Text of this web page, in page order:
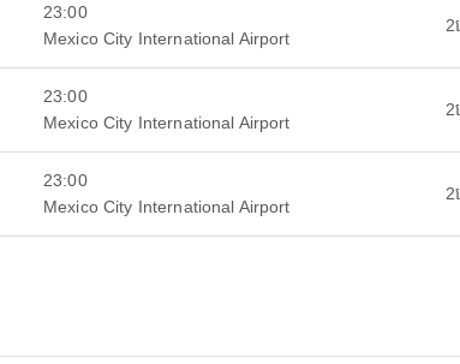
23:00
Mexico City International Airport
2
23:00
Mexico City International Airport
2
23:00
Mexico City International Airport
2